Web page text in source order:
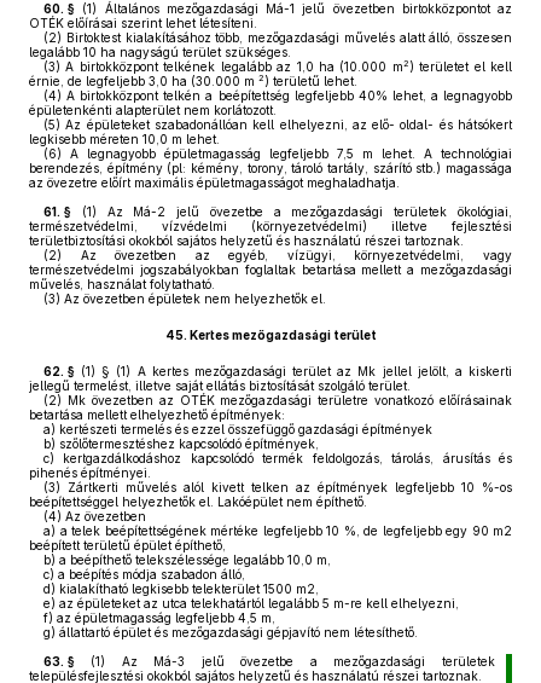
60. § (1)
Általános mezőgazdasági Má-1 jelű övezetben birtokközpontot az
OTÉK előírásai szerint lehet létesíteni.
(2) Birtoktest kialakításához több, mezőgazdasági művelés alatt álló, összesen
legalább 10 ha nagyságú terület szükséges.
(3) A birtokközpont telkének legalább az 1,0 ha (10.000 m2 ) területet el kell
érnie, de legfeljebb 3,0 ha (30.000 m 2 ) területű lehet.
(4) A birtokközpont telkén a beépítettség legfeljebb 40% lehet, a legnagyobb
épületenkénti alapterület nem korlátozott.
(5) Az épületeket szabadonállóan kell elhelyezni, az elő- oldal- és hátsókert
legkisebb méreten 10,0 m lehet.
(6) A legnagyobb épületmagasság legfeljebb 7,5 m lehet. A technológiai
berendezés, építmény (pl: kémény, torony, tároló tartály, szárító stb.) magassága
az övezetre előírt maximális épületmagasságot meghaladhatja.
61. § (1) Az Má-2 jelű övezetbe a mezőgazdasági területek ökológiai,
természetvédelmi, vízvédelmi (környezetvédelmi) illetve fejlesztési
területbiztosítási okokból sajátos helyzetű és használatú részei tartoznak.
(2) Az övezetben az egyéb, vízügyi, környezetvédelmi, vagy
természetvédelmi jogszabályokban foglaltak betartása mellett a mezőgazdasági
művelés, használat folytatható.
(3) Az övezetben épületek nem helyezhetők el.
45. Kertes mezőgazdasági terület
62. § (1) § (1) A kertes mezőgazdasági terület az Mk jellel jelölt, a kiskerti
jellegű termelést, illetve saját ellátás biztosítását szolgáló terület.
(2) Mk övezetben az OTÉK mezőgazdasági területre vonatkozó előírásainak
betartása mellett elhelyezhető építmények:
a) kertészeti termelés és ezzel összefüggő gazdasági építmények
b) szőlőtermesztéshez kapcsolódó építmények,
c) kertgazdálkodáshoz kapcsolódó termék feldolgozás, tárolás, árusítás és
pihenés építményei.
(3) Zártkerti művelés alól kivett telken az építmények legfeljebb 10 %-os
beépítettséggel helyezhetők el. Lakóépület nem építhető.
(4) Az övezetben
a) a telek beépítettségének mértéke legfeljebb 10 %, de legfeljebb egy 90 m2
beépített területű épület építhető,
b) a beépíthető telekszélessége legalább 10,0 m,
c) a beépítés módja szabadon álló,
d) kialakítható legkisebb telekterület 1500 m2,
e) az épületeket az utca telekhatártól legalább 5 m-re kell elhelyezni,
f) az épületmagasság legfeljebb 4,5 m,
g) állattartó épület és mezőgazdasági gépjavító nem létesíthető.
63. § (1)
Az Má-3 jelű övezetbe a mezőgazdasági területek
településfejlesztési okokból sajátos helyzetű és használatú részei tartoznak.